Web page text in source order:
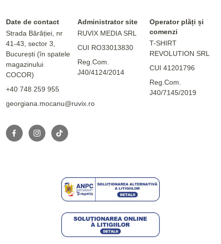
Date de contact
Strada Bărăției, nr
41-43, sector 3,
București (în spatele
magazinului
COCOR)
+40 748 259 955
georgiana.mocanu@ruvix.ro
Administrator site
RUVIX MEDIA SRL
CUI RO33013830
Reg.Com.
J40/4124/2014
Operator plăți și
comenzi
T-SHIRT
REVOLUTION SRL
CUI 41201796
Reg.Com.
J40/7145/2019